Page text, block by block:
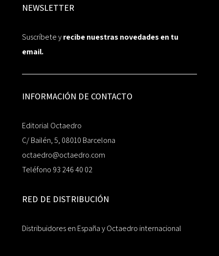
NEWSLETTER
Suscríbete yrecibe nuestras novedades en tu
email.
INFORMACIÓN DE CONTACTO
Editorial Octaedro
C/ Bailén, 5, 08010 Barcelona
octaedro@octaedro.com
Teléfono 93 246 40 02
RED DE DISTRIBUCIÓN
Distribuidores en España y Octaedro internacional